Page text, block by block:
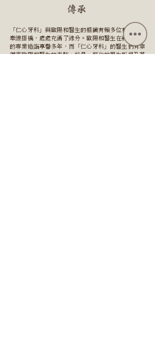
傳承
「仁心牙科」與歐陽和醫生的相識有賴多位有緣人的
牽線搭橋，處處充滿了緣分。歐陽和醫生在義齒領域
的專業造詣享譽多年，​而「仁心牙科」的醫生們有幸
獲得歐陽和醫生的青睞，於是，將他的畢生所學及其